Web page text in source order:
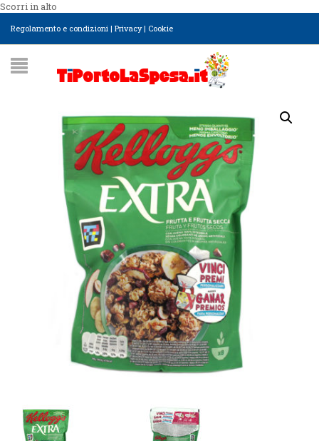
Scorri in alto
Regolamento e condizioni | Privacy| Cookie